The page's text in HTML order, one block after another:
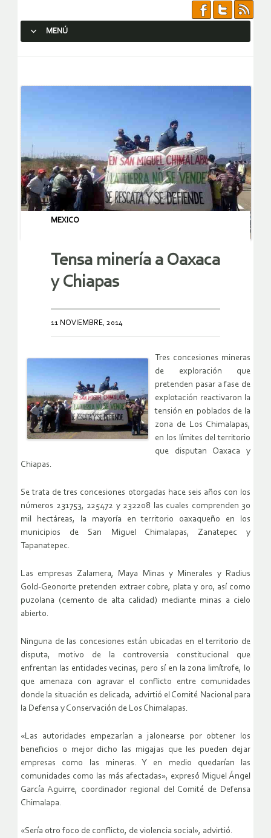
MENÚ
MEXICO
Tensa minería a Oaxaca
y Chiapas
11 NOVIEMBRE, 2014
Tres concesiones mineras
de exploración que
pretenden pasar a fase de
explotación reactivaron la
tensión en poblados de la
zona de Los Chimalapas,
en los límites del territorio
que disputan Oaxaca y
Chiapas.
Se trata de tres concesiones otorgadas hace seis años con los
números 231753, 225472 y 232208 las cuales comprenden 30
mil hectáreas, la mayoría en territorio oaxaqueño en los
municipios de San Miguel Chimalapas, Zanatepec y
Tapanatepec.
Las empresas Zalamera, Maya Minas y Minerales y Radius
Gold-Geonorte pretenden extraer cobre, plata y oro, así como
puzolana (cemento de alta calidad) mediante minas a cielo
abierto.
Ninguna de las concesiones están ubicadas en el territorio de
disputa, motivo de la controversia constitucional que
enfrentan las entidades vecinas, pero sí en la zona limítrofe, lo
que amenaza con agravar el conflicto entre comunidades
donde la situación es delicada, advirtió el Comité Nacional para
la Defensa y Conservación de Los Chimalapas.
«Las autoridades empezarían a jalonearse por obtener los
beneficios o mejor dicho las migajas que les pueden dejar
empresas como las mineras. Y en medio quedarían las
comunidades como las más afectadas», expresó Miguel Ángel
García Aguirre, coordinador regional del Comité de Defensa
Chimalapa.
«Sería otro foco de conflicto, de violencia social», advirtió.